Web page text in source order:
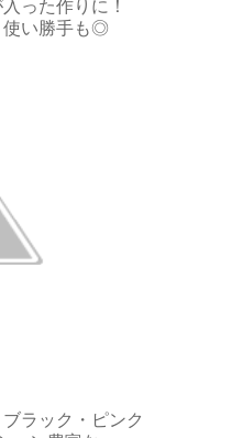
った作りに！
使い勝手も◎
ラック・ピンク